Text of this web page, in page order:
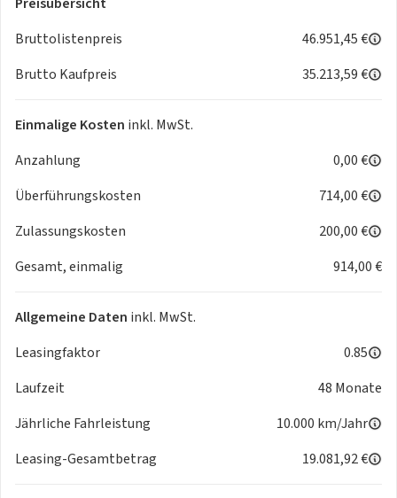
Bruttolistenpreis
46.951,45 €
Brutto Kaufpreis
35.213,59 €
Einmalige Kosten inkl. MwSt.
Anzahlung
0,00 €
Überführungskosten
714,00 €
Zulassungskosten
200,00 €
Gesamt, einmalig
914,00 €
Allgemeine Daten inkl. MwSt.
Leasingfaktor
0.85
Laufzeit
48 Monate
Jährliche Fahrleistung
10.000 km/Jahr
Leasing-Gesamtbetrag
19.081,92 €